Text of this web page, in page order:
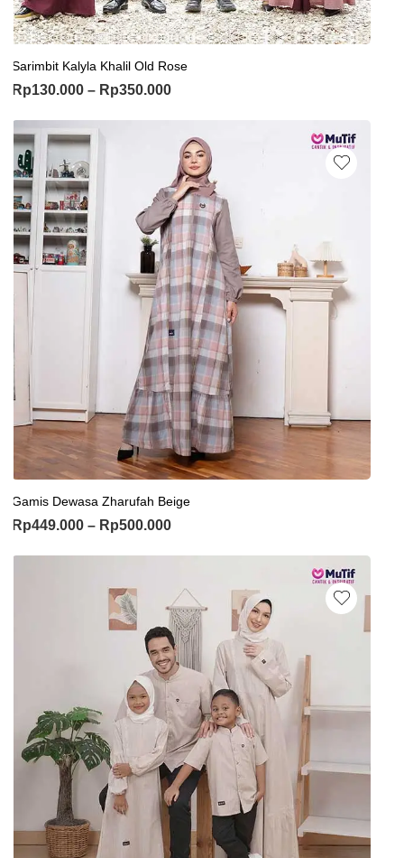
Sarimbit Kalyla Khalil Old Rose
Rp130.000 – Rp350.000
Gamis Dewasa Zharufah Beige
Rp449.000 – Rp500.000